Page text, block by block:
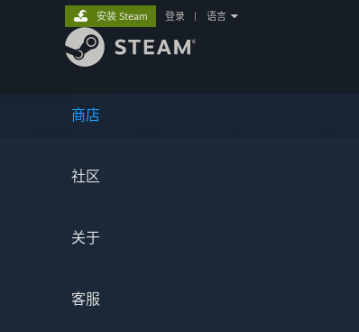
商店
社区
关于
客服
安装 Steam 登录 语言